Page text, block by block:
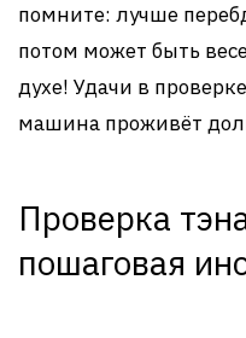
помните: лучше
потом может быть
духе! Удачи в
машина проживёт
Проверка
пошаговая